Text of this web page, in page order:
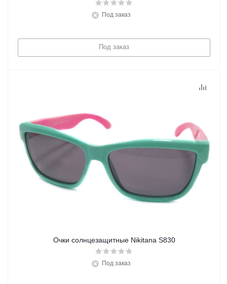
Под заказ
Под заказ
Очки солнцезащитные Nikitana S830
Под заказ